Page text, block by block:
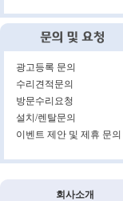
광고등록 문의
수리견적문의
방문수리요청
설치/렌탈문의
이벤트 제안 및 제휴 문의
회사소개